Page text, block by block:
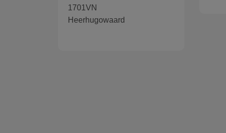
1701VN
Heerhugowaard